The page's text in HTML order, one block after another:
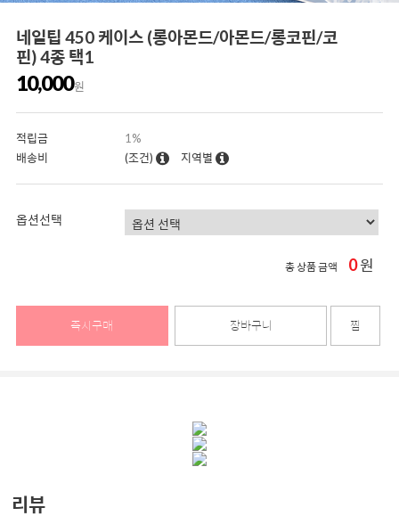
네일팁 450 케이스 (롱아몬드/아몬드/롱코핀/코
핀) 4종 택1
10,000원
적립금
1%
배송비
(조건) 지역별
옵션선택
총 상품 금액 0원
즉시구매 장바구니 찜
리뷰